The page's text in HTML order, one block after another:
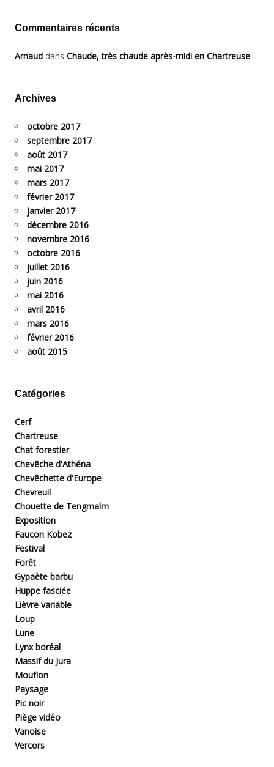
Commentaires récents
Arnaud dansChaude, très chaude après-midi en Chartreuse
Archives
octobre 2017
septembre 2017
août 2017
mai 2017
mars 2017
février 2017
janvier 2017
décembre 2016
novembre 2016
octobre 2016
juillet 2016
juin 2016
mai 2016
avril 2016
mars 2016
février 2016
août 2015
Catégories
Cerf
Chartreuse
Chat forestier
Chevêche d'Athéna
Chevêchette d'Europe
Chevreuil
Chouette de Tengmalm
Exposition
Faucon Kobez
Festival
Forêt
Gypaète barbu
Huppe fasciée
Lièvre variable
Loup
Lune
Lynx boréal
Massif du Jura
Mouflon
Paysage
Pic noir
Piège vidéo
Vanoise
Vercors